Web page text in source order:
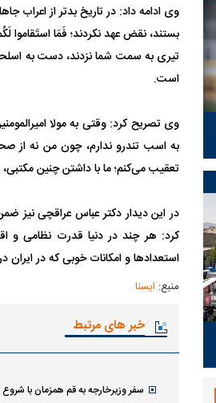
وی ادامه داد: در تاریخ بدتر از اعراب
بستند، نقض عهد نکردند؛ فَمَا استَقاموا
تیری به سمت شما نزدند، دست به
است.
وی تصریح کرد: وقتی به مولا
به اسب تندرو ندارم، چون من نه از
تعقیب می‌کنم؛ ما با داشتن چنین مکتبی،
در این دیدار دکتر عباس عراقچی نیز
کرد: هر چند در دنیا قدرت نظامی و
استعداد‌ها و امکانات خوبی که در
منبع: ایسنا
خبر های مرتبط
سفر وزیرخارجه به قم همزمان با شروع
مقصد احتمالی مدافع جوان پرسپولیس
مشخص شد